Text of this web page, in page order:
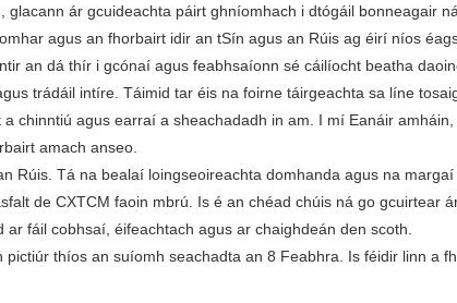
ár gcuideachta páirt ghníomhach i dtógáil bonneagair
agus an fhorbairt idir an tSín agus an Rúis ag éirí níos
an dá thír i gcónaí agus feabhsaíonn sé cáilíocht beatha
trádáil intíre. Táimid tar éis na foirne táirgeachta sa líne
chinntiú agus earraí a sheachadadh in am. I mí Eanáir
amach anseo.
Tá na bealaí loingseoireachta domhanda agus na
de CXTCM faoin mbrú. Is é an chéad chúis ná go gcuirtear
fáil cobhsaí, éifeachtach agus ar chaighdeán den scoth.
thíos an suíomh seachadta an 8 Feabhra. Is féidir linn a